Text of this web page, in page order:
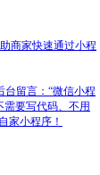
商家快速通过小程
留言：“微信小程
要写代码、不用
家小程序！